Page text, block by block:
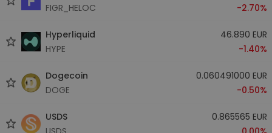
FIGR_HELOC
-2.70%
Hyperliquid
HYPE
46.890 EUR
-1.40%
Dogecoin
DOGE
0.060491000 EUR
-0.50%
USDS
0.865565 EUR